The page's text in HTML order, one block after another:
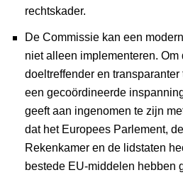
rechtskader.
De Commissie kan een
niet alleen implementeren.
doeltreffender en transparanter
een gecoördineerde
geeft aan ingenomen te zijn
dat het Europees Parlement,
Rekenkamer en de lidstaten
bestede EU-middelen hebben